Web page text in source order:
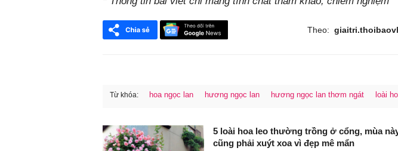
Theo:
Từ khóa: hoa ngọc lan hương ngọc lan hương ngọc lan thơm ngát loài
5 loài hoa leo thường trồng ở cổng, mùa
cũng phải xuýt xoa vì đẹp mê mẩn